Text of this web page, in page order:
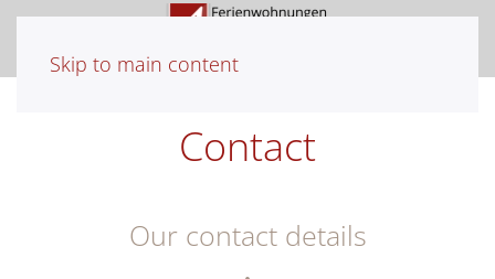
Skip to main content
Contact
Our contact details